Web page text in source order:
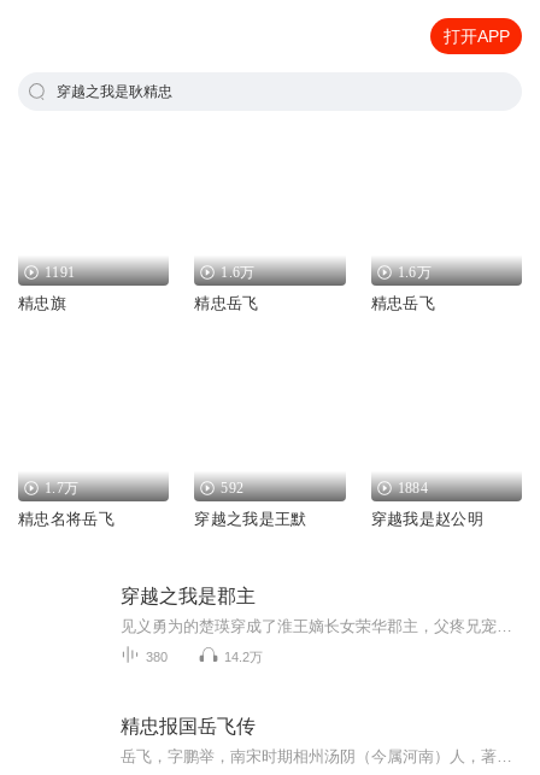
打开APP
穿越之我是耿精忠
1191
精忠旗
1.6万
精忠岳飞
1.6万
精忠岳飞
1.7万
精忠名将岳飞
592
穿越之我是王默
1884
穿越我是赵公明
穿越之我是郡主
380 14.2万
精忠报国岳飞传